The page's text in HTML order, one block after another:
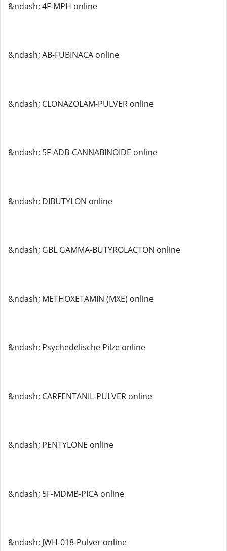
&ndash; 4F-MPH online
&ndash; AB-FUBINACA online
&ndash; CLONAZOLAM-PULVER online
&ndash; 5F-ADB-CANNABINOIDE online
&ndash; DIBUTYLON online
&ndash; GBL GAMMA-BUTYROLACTON online
&ndash; METHOXETAMIN (MXE) online
&ndash; Psychedelische Pilze online
&ndash; CARFENTANIL-PULVER online
&ndash; PENTYLONE online
&ndash; 5F-MDMB-PICA online
&ndash; JWH-018-Pulver online